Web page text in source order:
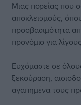
Μιας πορείας που
αποκλεισμούς,
προσβασιμότητα
προνόμιο για
Ευχόμαστε σε
ξεκούραση,
αγαπημένα τους